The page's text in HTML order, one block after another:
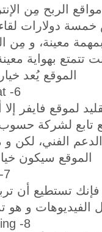
الربح مِن
دولارات
معينة، و
تتمتع بهواية
الموقع يُعد
6- Khamsat
لموقع فايفر
تابع لشركة
الفني، لكن و
الموقع سيكون
7- IZEA
تستطيع أن
الفيديوهات و هو
8- User Testing